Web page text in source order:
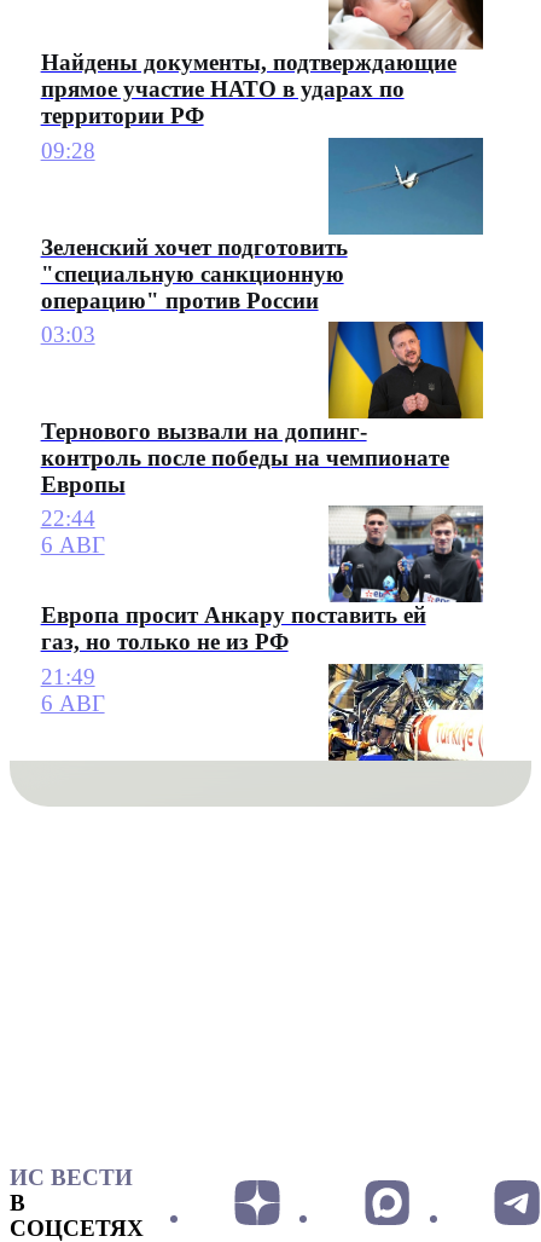
Найдены документы, подтверждающие
прямое участие НАТО в ударах по
территории РФ
09:28
Зеленский хочет подготовить
"специальную санкционную
операцию" против России
03:03
Тернового вызвали на допинг-
контроль после победы на чемпионате
Европы
22:44
6 АВГ
Европа просит Анкару поставить ей
газ, но только не из РФ
21:49
6 АВГ
ИС ВЕСТИ
В
СОЦСЕТЯХ